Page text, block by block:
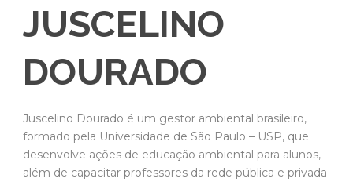
JUSCELINO
DOURADO
Juscelino Dourado é um gestor ambiental brasileiro,
formado pela Universidade de São Paulo – USP, que
desenvolve ações de educação ambiental para alunos,
além de capacitar professores da rede pública e privada